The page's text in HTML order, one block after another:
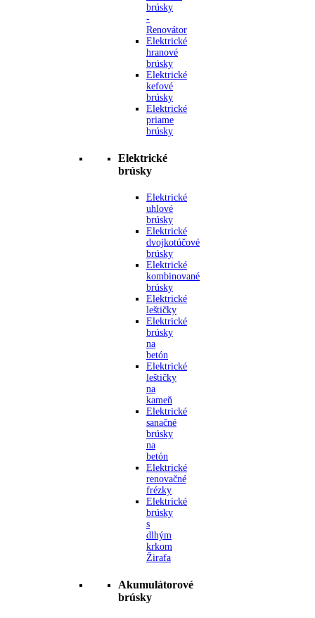
brúsky
-
Renovátor
Elektrické
hranové
brúsky
Elektrické
kefové
brúsky
Elektrické
priame
brúsky
Elektrické
brúsky
Elektrické
uhlové
brúsky
Elektrické
dvojkotúčové
brúsky
Elektrické
kombinované
brúsky
Elektrické
leštičky
Elektrické
brúsky
na
betón
Elektrické
leštičky
na
kameň
Elektrické
sanačné
brúsky
na
betón
Elektrické
renovačné
frézky
Elektrické
brúsky
s
dlhým
krkom
Žirafa
Akumulátorové
brúsky